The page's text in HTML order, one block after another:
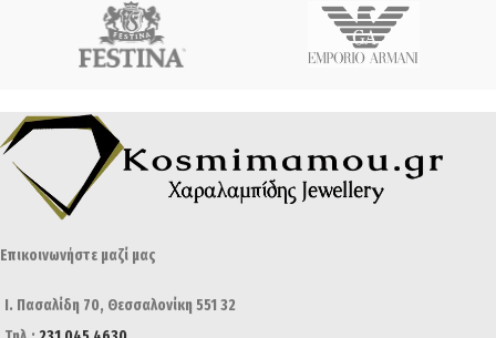
Επικοινωνήστε μαζί μας
Ι. Πασαλίδη 70, Θεσσαλονίκη 551 32